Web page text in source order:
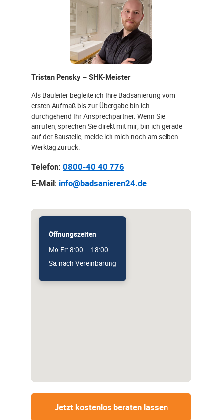
Tristan Pensky – SHK-Meister
Als Bauleiter begleite ich Ihre Badsanierung vom
ersten Aufmaß bis zur Übergabe bin ich
durchgehend Ihr Ansprechpartner. Wenn Sie
anrufen, sprechen Sie direkt mit mir; bin ich gerade
auf der Baustelle, melde ich mich noch am selben
Werktag zurück.
Telefon: 0800-40 40 776
E-Mail: info@badsanieren24.de
Öffnungszeiten
Mo-Fr: 8:00 – 18:00
Sa: nach Vereinbarung
Jetzt kostenlos beraten lassen